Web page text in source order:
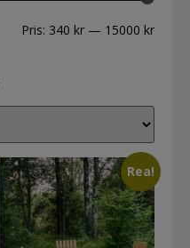
Pris: 340 kr — 15000 kr
Rea!